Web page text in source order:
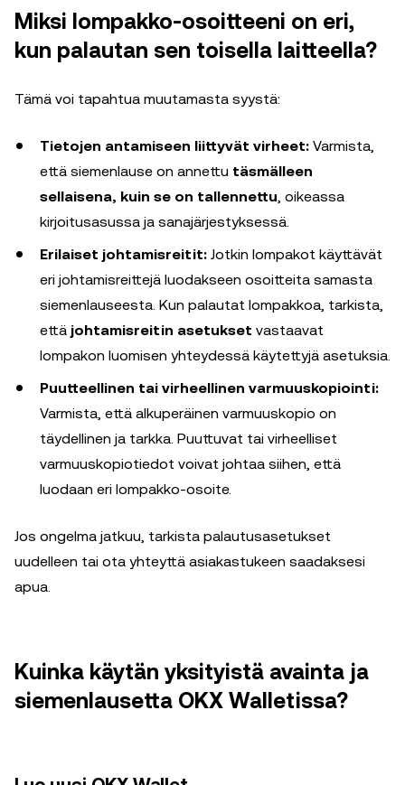
Miksi lompakko-osoitteeni on eri,
kun palautan sen toisella laitteella?
Tämä voi tapahtua muutamasta syystä:
Tietojen antamiseen liittyvät virheet: Varmista,
että siemenlause on annettu täsmälleen
sellaisena, kuin se on tallennettu , oikeassa
kirjoitusasussa ja sanajärjestyksessä.
Erilaiset johtamisreitit: Jotkin lompakot käyttävät
eri johtamisreittejä luodakseen osoitteita samasta
siemenlauseesta. Kun palautat lompakkoa, tarkista,
että johtamisreitin asetukset vastaavat
lompakon luomisen yhteydessä käytettyjä asetuksia.
Puutteellinen tai virheellinen varmuuskopiointi:
Varmista, että alkuperäinen varmuuskopio on
täydellinen ja tarkka. Puuttuvat tai virheelliset
varmuuskopiotiedot voivat johtaa siihen, että
luodaan eri lompakko-osoite.
Jos ongelma jatkuu, tarkista palautusasetukset
uudelleen tai ota yhteyttä asiakastukeen saadaksesi
apua.
Kuinka käytän yksityistä avainta ja
siemenlausetta OKX Walletissa?